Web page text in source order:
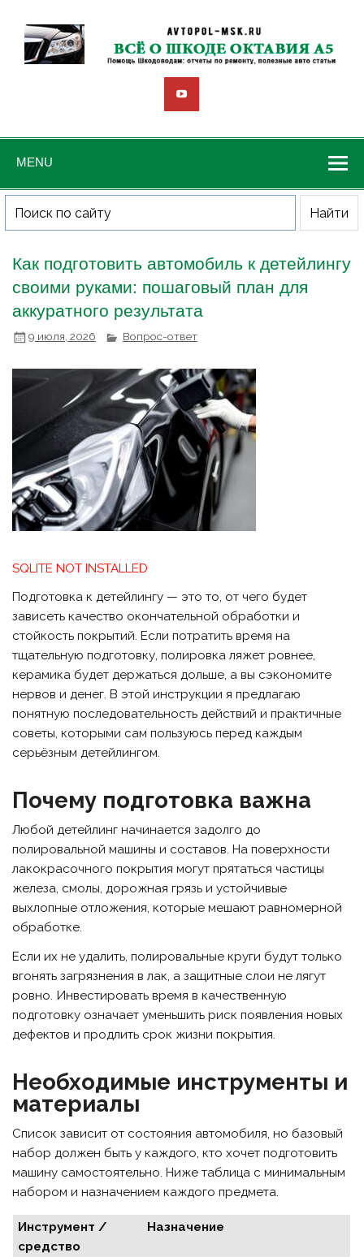
MENU
Как подготовить автомобиль к детейлингу
своими руками: пошаговый план для
аккуратного результата
9 июля, 2026 Вопрос-ответ
SQLITE NOT INSTALLED
Подготовка к детейлингу — это то, от чего будет
зависеть качество окончательной обработки и
стойкость покрытий. Если потратить время на
тщательную подготовку, полировка ляжет ровнее,
керамика будет держаться дольше, а вы сэкономите
нервов и денег. В этой инструкции я предлагаю
понятную последовательность действий и практичные
советы, которыми сам пользуюсь перед каждым
серьёзным детейлингом.
Почему подготовка важна
Любой детейлинг начинается задолго до
полировальной машины и составов. На поверхности
лакокрасочного покрытия могут прятаться частицы
железа, смолы, дорожная грязь и устойчивые
выхлопные отложения, которые мешают равномерной
обработке.
Если их не удалить, полировальные круги будут только
вгонять загрязнения в лак, а защитные слои не лягут
ровно. Инвестировать время в качественную
подготовку означает уменьшить риск появления новых
дефектов и продлить срок жизни покрытия.
Необходимые инструменты и
материалы
Список зависит от состояния автомобиля, но базовый
набор должен быть у каждого, кто хочет подготовить
машину самостоятельно. Ниже таблица с минимальным
набором и назначением каждого предмета.
Инструмент /
средство
Назначение